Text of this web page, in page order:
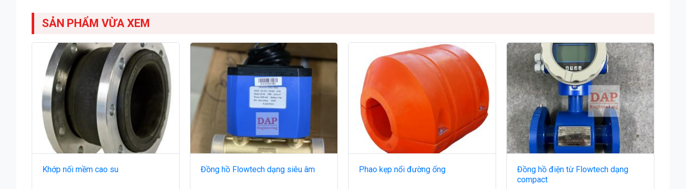
SẢN PHẨM VỪA XEM
Khớp nối mềm cao su Đồng hồ Flowtech dạng siêu âm Phao kẹp nổi đường ống
Đồng hồ điện từ Flowtech dạng
compact